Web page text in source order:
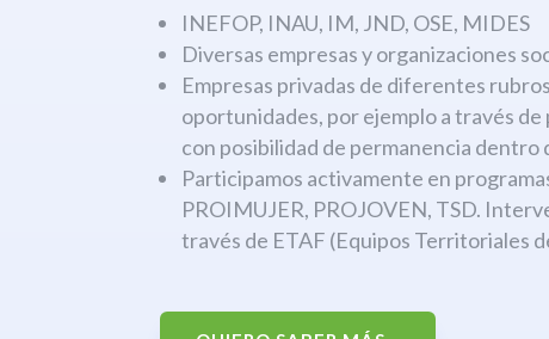
INEFOP, INAU, IM, JND, OSE, MIDES
Diversas empresas y organizaciones
Empresas privadas de diferentes
oportunidades, por ejemplo a través
con posibilidad de permanencia dentro
Participamos activamente en
PROIMUJER, PROJOVEN, TSD.
través de ETAF (Equipos Territoriales